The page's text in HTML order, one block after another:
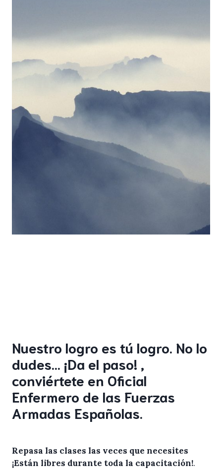
Nuestro logro es tú logro. No lo
dudes… ¡Da el paso! ,
conviértete en Oficial
Enfermero de las Fuerzas
Armadas Españolas.
Repasa las clases las veces que necesites
¡Están libres durante toda la capacitación!.